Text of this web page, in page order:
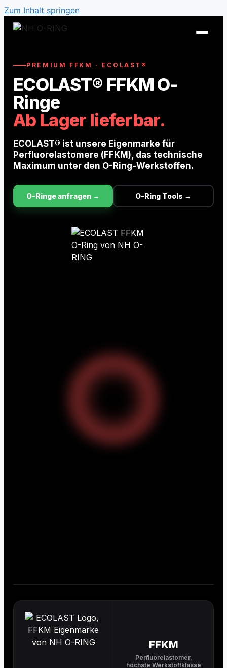
Zum Inhalt springen
O-Ring Beständigkeiten
O-Ring Nutberechnung
O-Ring Toleranzen
PREMIUM FFKM · ECOLAST®
ECOLAST® FFKM O-
Ringe
Ab Lager lieferbar.
ECOLAST® ist unsere Eigenmarke für
Perfluorelastomere (FFKM), das technische
Maximum unter den O-Ring-Werkstoffen.
O-Ringe anfragen → O-Ring Tools →
FFKM
Perfluorelastomer,
höchste Werkstoffklasse